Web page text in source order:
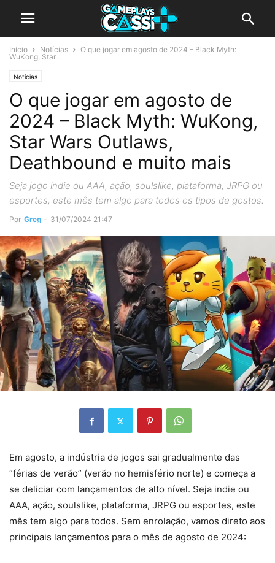
Início Notícias
O que jogar em agosto de 2024 – Black Myth:
WuKong, Star...
Notícias
O que jogar em agosto de
2024 – Black Myth: WuKong,
Star Wars Outlaws,
Deathbound e muito mais
Seja jogo indie ou AAA, ação, soulslike, plataforma, JRPG ou
esportes, este mês tem algo para todos os tipos de gostos.
Por Greg - 31/07/2024 21:47
Em agosto, a indústria de jogos sai gradualmente das
“férias de verão” (verão no hemisfério norte) e começa a
se deliciar com lançamentos de alto nível. Seja indie ou
AAA, ação, soulslike, plataforma, JRPG ou esportes, este
mês tem algo para todos. Sem enrolação, vamos direto aos
principais lançamentos para o mês de agosto de 2024: